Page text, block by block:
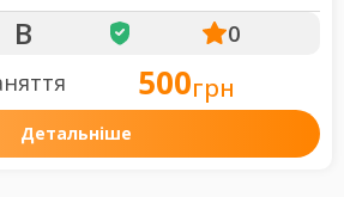
B
0
500грн
Детальніше